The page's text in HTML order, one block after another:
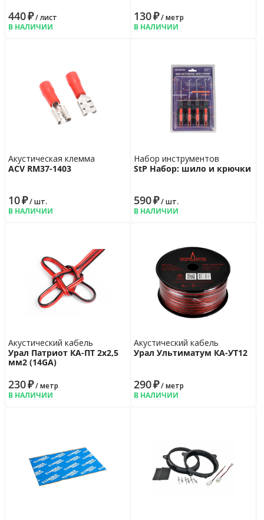
440₽/ лист
В НАЛИЧИИ
130₽/ метр
В НАЛИЧИИ
Акустическая клемма
ACV RM37-1403
10₽/ шт.
В НАЛИЧИИ
Набор инструментов
StP Набор: шило и крючки
590₽/ шт.
В НАЛИЧИИ
Акустический кабель
Урал Патриот КА-ПТ 2х2,5
мм2 (14GA)
230₽/ метр
В НАЛИЧИИ
Акустический кабель
Урал Ультиматум КА-УT12
290₽/ метр
В НАЛИЧИИ